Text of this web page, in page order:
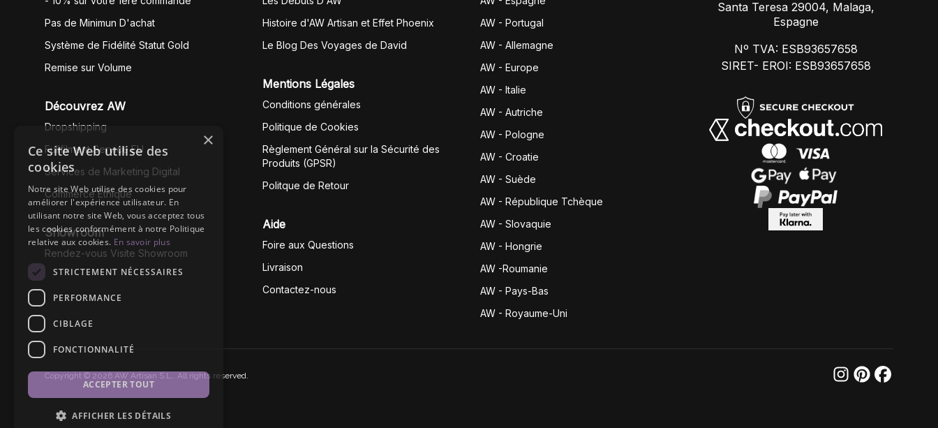
Pas de Minimun D'achat
Système de Fidélité Statut Gold
Remise sur Volume
Découvrez AW
Dropshipping
Fullfilment Service EU
Services de Marketing Digital
Commerce Éthique
Showroom
Rendez-vous Visite Showroom
Histoire d'AW Artisan et Effet Phoenix
Le Blog Des Voyages de David
Mentions Légales
Conditions générales
Politique de Cookies
Règlement Général sur la Sécurité des
Produits (GPSR)
Politque de Retour
Aide
Foire aux Questions
Livraison
Contactez-nous
AW - Portugal
AW - Allemagne
AW - Europe
AW - Italie
AW - Autriche
AW - Pologne
AW - Croatie
AW - Suède
AW - République Tchèque
AW - Slovaquie
AW - Hongrie
AW -Roumanie
AW - Pays-Bas
AW - Royaume-Uni
Santa Teresa 29004, Malaga,
Espagne
Nº TVA: ESB93657658
SIRET- EROI: ESB93657658
Copyright © 2026 AW Artisan S.L,. All rights reserved.
×
Ce site Web utilise des
cookies
Notre site Web utilise des cookies pour
améliorer l'expérience utilisateur. En
utilisant notre site Web, vous acceptez tous
les cookies conformément à notre Politique
relative aux cookies. En savoir plus
STRICTEMENT NÉCESSAIRES
PERFORMANCE
CIBLAGE
FONCTIONNALITÉ
ACCEPTER TOUT
AFFICHER LES DÉTAILS